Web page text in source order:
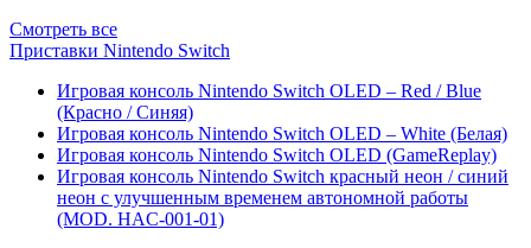
Смотреть все
Приставки Nintendo Switch
Игровая консоль Nintendo Switch OLED – Red / Blue
(Красно / Синяя)
Игровая консоль Nintendo Switch OLED – White (Белая)
Игровая консоль Nintendo Switch OLED (GameReplay)
Игровая консоль Nintendo Switch красный неон / синий
неон с улучшенным временем автономной работы
(MOD. HAC-001-01)